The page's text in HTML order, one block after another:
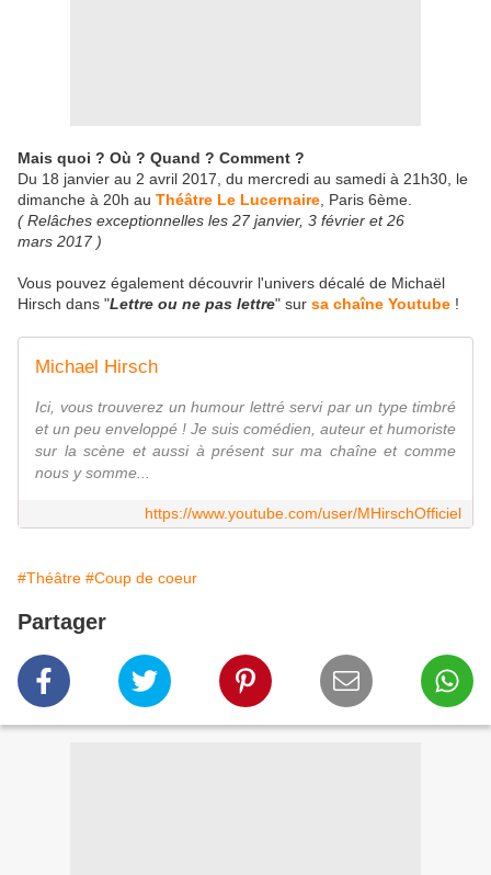
Mais quoi ? Où ? Quand ? Comment ?
Du 18 janvier au 2 avril 2017, du mercredi au samedi à 21h30, le
dimanche à 20h au Théâtre Le Lucernaire , Paris 6ème.
( Relâches exceptionnelles les 27 janvier, 3 février et 26
mars 2017 )
Vous pouvez également découvrir l'univers décalé de Michaël
Hirsch dans "Lettre ou ne pas lettre" sur sa chaîne Youtube !
Michael Hirsch
Ici, vous trouverez un humour lettré servi par un type timbré
et un peu enveloppé ! Je suis comédien, auteur et humoriste
sur la scène et aussi à présent sur ma chaîne et comme
nous y somme...
https://www.youtube.com/user/MHirschOfficiel
#Théâtre #Coup de coeur
Partager